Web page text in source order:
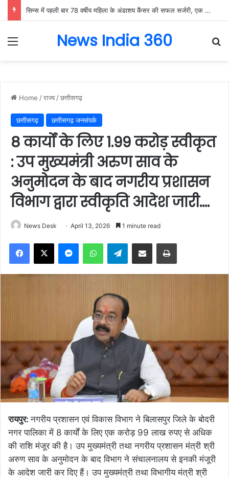
सिम्स में पहली बार 78 वर्षीय महिला के अंडाशय कैंसर की सफल सर्जरी, एक किलो का ट्यूमर निकाल महिला को दिया नया जीवन….
Menu News India 360
Home /राज्य /छत्तीसगढ़
छत्तीसगढ़ छत्तीसगढ़ जनसंपर्क
8 कार्यों के लिए 1.99 करोड़ स्वीकृत
: उप मुख्यमंत्री अरुण साव के
अनुमोदन के बाद नगरीय प्रशासन
विभाग द्वारा स्वीकृति आदेश जारी….
News Desk April 13, 2026 1 minute read
Facebook
X MessengerWhatsAppTelegramShare via Email Print
रायपुर:नगरीय प्रशासन एवं विकास विभाग ने बिलासपुर जिले के बोदरी
नगर पालिका में 8 कार्यों के लिए एक करोड़ 99 लाख रुपए से अधिक
की राशि मंजूर की है। उप मुख्यमंत्री तथा नगरीय प्रशासन मंत्री श्री
अरुण साव के अनुमोदन के बाद विभाग ने संचालनालय से इनकी मंजूरी
के आदेश जारी कर दिए हैं। उप मुख्यमंत्री तथा विभागीय मंत्री श्री